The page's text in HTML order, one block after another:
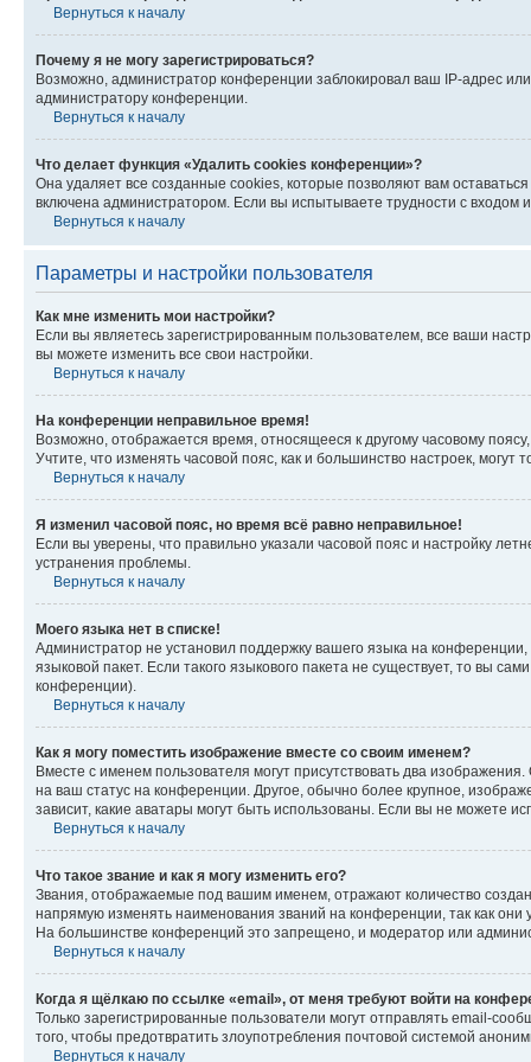
Вернуться к началу
Почему я не могу зарегистрироваться?
Возможно, администратор конференции заблокировал ваш IP-адрес
администратору конференции.
Вернуться к началу
Что делает функция «Удалить cookies конференции»?
Она удаляет все созданные cookies, которые позволяют вам
включена администратором. Если вы испытываете трудности с
Вернуться к началу
Параметры и настройки пользователя
Как мне изменить мои настройки?
Если вы являетесь зарегистрированным пользователем, все ваши
вы можете изменить все свои настройки.
Вернуться к началу
На конференции неправильное время!
Возможно, отображается время, относящееся к другому часовому
Учтите, что изменять часовой пояс, как и большинство настроек,
Вернуться к началу
Я изменил часовой пояс, но время всё равно неправильное!
Если вы уверены, что правильно указали часовой пояс и настройку
устранения проблемы.
Вернуться к началу
Моего языка нет в списке!
Администратор не установил поддержку вашего языка на
языковой пакет. Если такого языкового пакета не существует, то вы
конференции).
Вернуться к началу
Как я могу поместить изображение вместе со своим именем?
Вместе с именем пользователя могут присутствовать два
на ваш статус на конференции. Другое, обычно более крупное,
зависит, какие аватары могут быть использованы. Если вы не можете
Вернуться к началу
Что такое звание и как я могу изменить его?
Звания, отображаемые под вашим именем, отражают количество
напрямую изменять наименования званий на конференции, так как
На большинстве конференций это запрещено, и модератор или
Вернуться к началу
Когда я щёлкаю по ссылке «email», от меня требуют войти на
Только зарегистрированные пользователи могут отправлять email-
того, чтобы предотвратить злоупотребления почтовой системой
Вернуться к началу